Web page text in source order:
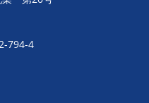
794-4